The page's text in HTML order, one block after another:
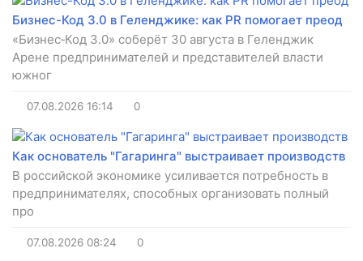
Бизнес-Код 3.0 в Геленджике: как PR помогает преод
«Бизнес‑Код 3.0» соберёт 30 августа в Геленджик
Арене предпринимателей и представителей власти
южног
07.08.2026 16:14 0
Как основатель "Гагаринга" выстраивает производств
В российской экономике усиливается потребность в
предпринимателях, способных организовать полный
про
07.08.2026 08:24 0